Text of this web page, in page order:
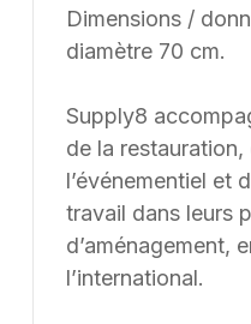
Dimensions /
diamètre 70 cm.
Supply8
de la restauration,
l’événementiel et
travail dans leurs
d’aménagement,
l’international.